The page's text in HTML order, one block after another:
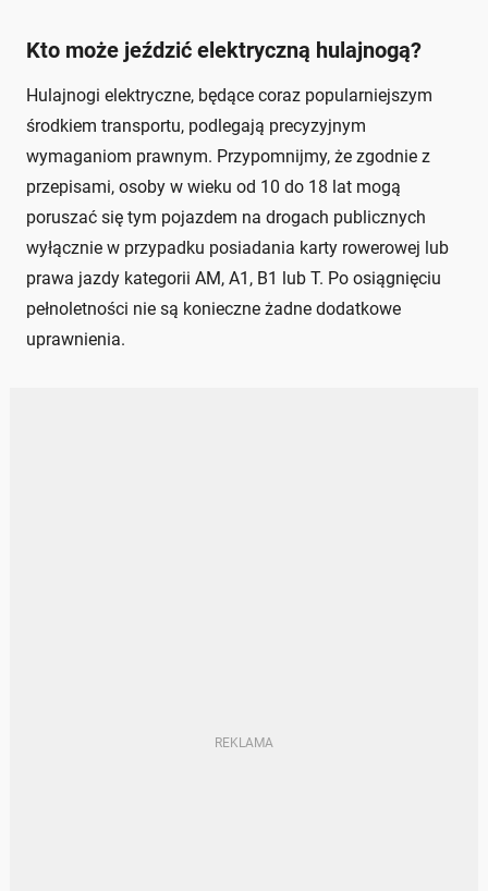
Kto może jeździć elektryczną hulajnogą?
Hulajnogi elektryczne, będące coraz popularniejszym
środkiem transportu, podlegają precyzyjnym
wymaganiom prawnym. Przypomnijmy, że zgodnie z
przepisami, osoby w wieku od 10 do 18 lat mogą
poruszać się tym pojazdem na drogach publicznych
wyłącznie w przypadku posiadania karty rowerowej lub
prawa jazdy kategorii AM, A1, B1 lub T. Po osiągnięciu
pełnoletności nie są konieczne żadne dodatkowe
uprawnienia.